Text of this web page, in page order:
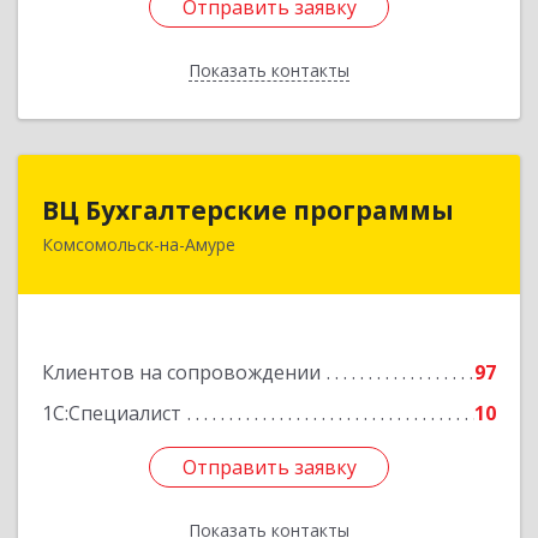
Отправить заявку
Показать контакты
Отправить заявку
Назад
ВЦ Бухгалтерские программы
Комсомольск-на-Амуре
Клиентов на сопровождении
97
1С:Специалист
10
Отправить заявку
Показать контакты
681000, Хабаровский край, Комсомольск-на-
Отправить заявку
Назад